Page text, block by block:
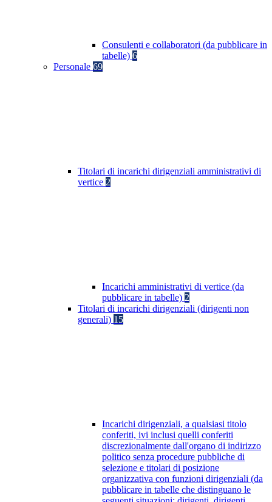
Consulenti e collaboratori (da pubblicare in
tabelle) 6
Personale 69
Titolari di incarichi dirigenziali amministrativi di
vertice 2
Incarichi amministrativi di vertice (da
pubblicare in tabelle) 2
Titolari di incarichi dirigenziali (dirigenti non
generali) 15
Incarichi dirigenziali, a qualsiasi titolo
conferiti, ivi inclusi quelli conferiti
discrezionalmente dall'organo di indirizzo
politico senza procedure pubbliche di
selezione e titolari di posizione
organizzativa con funzioni dirigenziali (da
pubblicare in tabelle che distinguano le